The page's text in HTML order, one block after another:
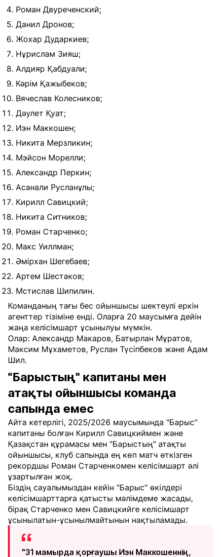
Роман Двуреченский;
Данил Дронов;
Жохар Дударкиев;
Нұрислам Зияш;
Алдияр Қабдуали;
Кәрім Қажыбеков;
Вячеслав Колесников;
Дәулет Қуат;
Иэн Маккошен;
Никита Мерзликин;
Мэйсон Морелли;
Александр Перкин;
Асанали Русланұлы;
Кирилл Савицкий;
Никита Ситников;
Роман Старченко;
Макс Уиллман;
Әмірхан Шегебаев;
Артем Шестаков;
Мстислав Шипилин.
Команданың тағы бес ойыншысы шектеулі еркін
агенттер тізіміне енді. Оларға 20 маусымға дейін
жаңа келісімшарт ұсынылуы мүмкін.
Олар: Александр Макаров, Батырлан Мұратов,
Максим Мұхаметов, Руслан Түсіпбеков және Адам
Шил.
"Барыстың" капитаны мен
атақты ойыншысы команда
сапында емес
Айта кетерлігі, 2025/2026 маусымында "Барыс"
капитаны болған Кирилл Савицкиймен және
Қазақстан құрамасы мен "Барыстың" атақты
ойыншысы, клуб сапында ең көп матч өткізген
рекордшы Роман Старченкомен келісімшарт әлі
ұзартылған жоқ.
Біздің сауалымыздан кейін "Барыс" өкілдері
келісімшарттарға қатысты мәлімдеме жасады,
бірақ Старченко мен Савицкийге келісімшарт
ұсынылатын-ұсынылмайтынын нақтыламады.
"31 мамырда қорғаушы Иэн Маккошеннің,